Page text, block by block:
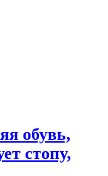
обувь,
стопу,